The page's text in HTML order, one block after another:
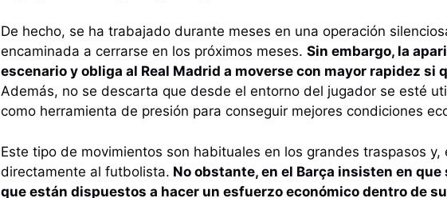
De hecho, se ha trabajado durante meses en una operación
encaminada a cerrarse en los próximos meses. Sin embargo, la
escenario y obliga al Real Madrid a moverse con mayor rapidez si
Además, no se descarta que desde el entorno del jugador se esté
como herramienta de presión para conseguir mejores condiciones
Este tipo de movimientos son habituales en los grandes traspasos
directamente al futbolista. No obstante, en el Barça insisten en
que están dispuestos a hacer un esfuerzo económico dentro de